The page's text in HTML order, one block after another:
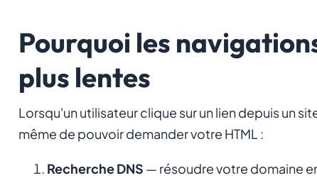
Pourquoi les
plus lentes
Lorsqu'un utilisateur clique sur un lien depuis un
même de pouvoir demander votre HTML :
Recherche DNS — résoudre votre domaine